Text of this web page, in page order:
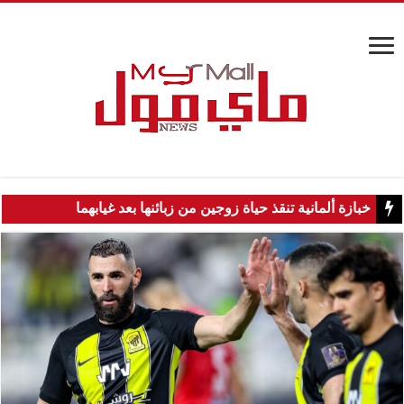
خبازة ألمانية تنقذ حياة زوجين من زبائنها بعد غيابهما